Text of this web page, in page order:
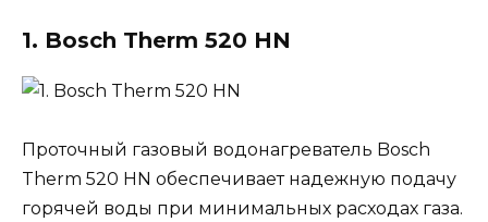
1. Bosch Therm 520 HN
Проточный газовый водонагреватель Bosch
Therm 520 HN обеспечивает надежную подачу
горячей воды при минимальных расходах газа.